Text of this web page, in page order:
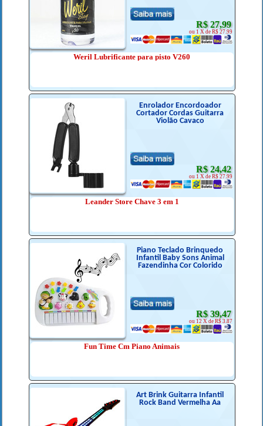
R$ 27,99
ou 1 X de R$ 27.99
Weril Lubrificante para pisto V260
Enrolador Encordoador
Cortador Cordas Guitarra
Violão Cavaco
R$ 24,42
ou 1 X de R$ 27.99
Leander Store Chave 3 em 1
Piano Teclado Brinquedo
Infantil Baby Sons Animal
Fazendinha Cor Colorido
R$ 39,47
ou 12 X de R$ 3.87
Fun Time Cm Piano Animais
Art Brink Guitarra Infantil
Rock Band Vermelha Aa